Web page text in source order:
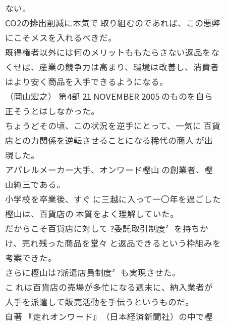
ない。
CO2の排出削減に本気で 取り組むのであれば、この悪弊
にこそメスを入れるべきだ。
既得権者以外には何のメリットももたらさない返品をな
くせば、産業の競争力は高まり、環境は改善し、消費者
はより安く商品を入手できるようになる。
（岡山宏之） 第4部 21 NOVEMBER 2005 のものを自ら
正そうとはしなかった。
ちょうどその頃、この状況を逆手にとって、一気に 百貨
店との力関係を逆転させることになる稀代の商人 が出
現した。
アパレルメーカー大手、オンワード樫山 の創業者、樫
山純三である。
小学校を卒業後、すぐ に三越に入って一〇年を過ごした
樫山は、百貨店の 本質をよく理解していた。
だからこそ百貨店に対して ?委託取引制度〞を持ちか
け、売れ残った商品を堂々 と返品できるという枠組みを
考案できた。
さらに樫山は?派遣店員制度〞も実現させた。
こ れは百貨店の売場が多忙になる週末に、納入業者が
人手を派遣して販売活動を手伝うというものだ。
自著 『走れオンワード』（日本経済新聞社）の中で樫